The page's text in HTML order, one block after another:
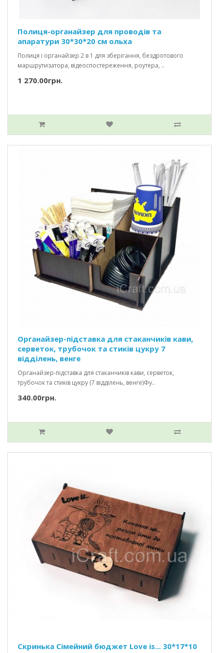
Полиця-органайзер для проводів та
апаратури 30*30*20 см ольха
Полиця і органайзер 2 в 1 для зберігання, бездротового
маршрутизатора, відеоспостереження, роутера, ..
1 270.00грн.
Органайзер-підставка для стаканчиків кави,
серветок, трубочок та стиків цукру 7
відділень, венге
Органайзер-підставка для стаканчиків кави, серветок,
трубочок та стиків цукру (7 відділень, венге)Фу..
340.00грн.
Скринька Сімейний бюджет Love is... 30*17*10